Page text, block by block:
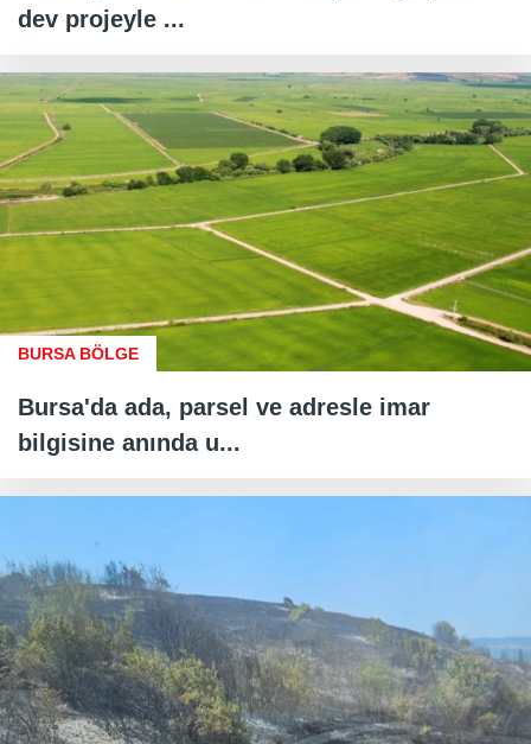
dev projeyle ...
BURSA BÖLGE
Bursa'da ada, parsel ve adresle imar
bilgisine anında u...